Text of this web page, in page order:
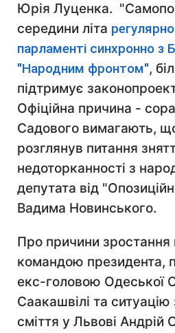
Юрія Луценка.
середини літа
парламенті синхронно з
"Народним фронтом",
підтримує
Офіційна причина -
Садового вимагають,
розглянув питання
недоторканності з
депутата від
Вадима Новинського.
Про причини зростання
командою президента,
екс-головою Одеської
Саакашвілі та
сміття у Львові Андрій